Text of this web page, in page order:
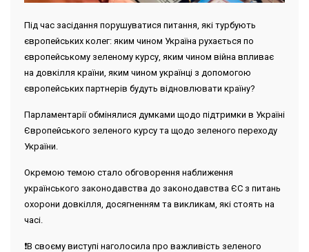
Під час засідання порушуватися питання, які турбують
європейських колег: яким чином Україна рухається по
європейському зеленому курсу, яким чином війна впливає
на довкілля країни, яким чином українці з допомогою
європейських партнерів будуть відновлювати країну?
Парламентарії обмінялися думками щодо підтримки в Україні
Європейського зеленого курсу та щодо зеленого переходу
України.
Окремою темою стало обговорення наближення
українського законодавства до законодавства ЄС з питань
охорони довкілля, досягненням та викликам, які стоять на
часі.
❗️В своєму виступі наголосила про важливість зеленого